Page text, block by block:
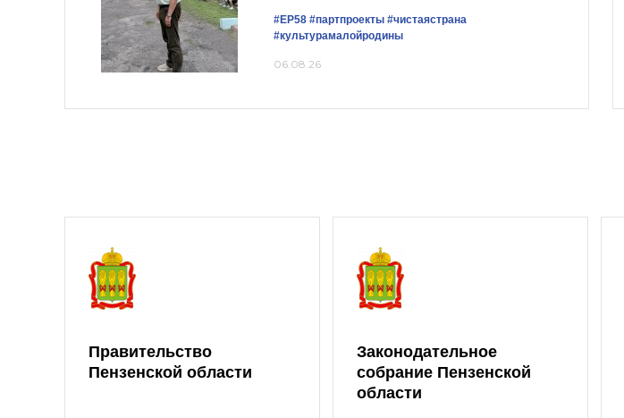
#ЕР58 #партпроекты #чистаястрана
#культурамалойродины
06.08.26
Правительство
Пензенской области
Законодательное
собрание Пензенской
области